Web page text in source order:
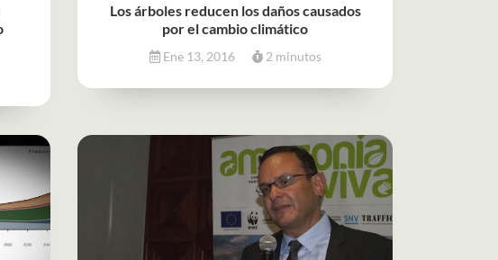
Los árboles reducen los daños causados
por el cambio climático
Ene 13, 2016 2 minutos